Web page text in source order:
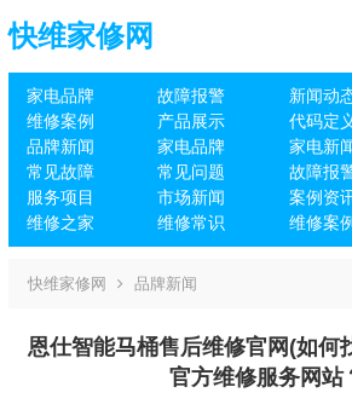
快维家修网
家电品牌 故障报警 新闻动
维修案例
产品展示 代码定
品牌新闻
家电品牌 家电新
常见故障
常见问题 故障报
服务项目
市场新闻 案例资
维修之家
维修常识 维修案例
快维家修网 品牌新闻
恩仕智能马桶售后维修官网(如何
官方维修服务网站